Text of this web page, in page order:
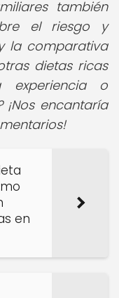
también
el riesgo y
la comparativa
dietas ricas
experiencia o
encantaría
en